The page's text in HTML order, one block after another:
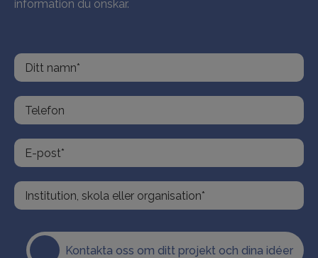
information du önskar.
Kontakta oss om ditt projekt och dina idéer